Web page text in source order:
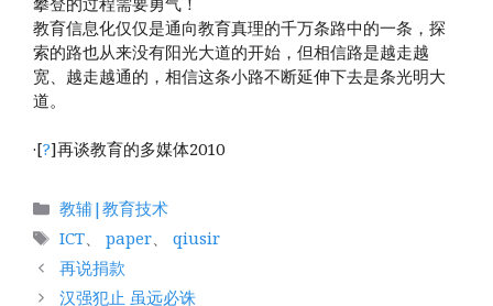
教育信息化仅仅是通向教育真理的千万条路中的一条，探
索的路也从来没有阳光大道的开始，但相信路是越走越
宽、越走越通的，相信这条小路不断延伸下去是条光明大
道。
·[?]再谈教育的多媒体2010
分
类
教辅|教育技术
标
签
ICT、 paper、 qiusir
再说捐款
汉强犯止 虽远必诛